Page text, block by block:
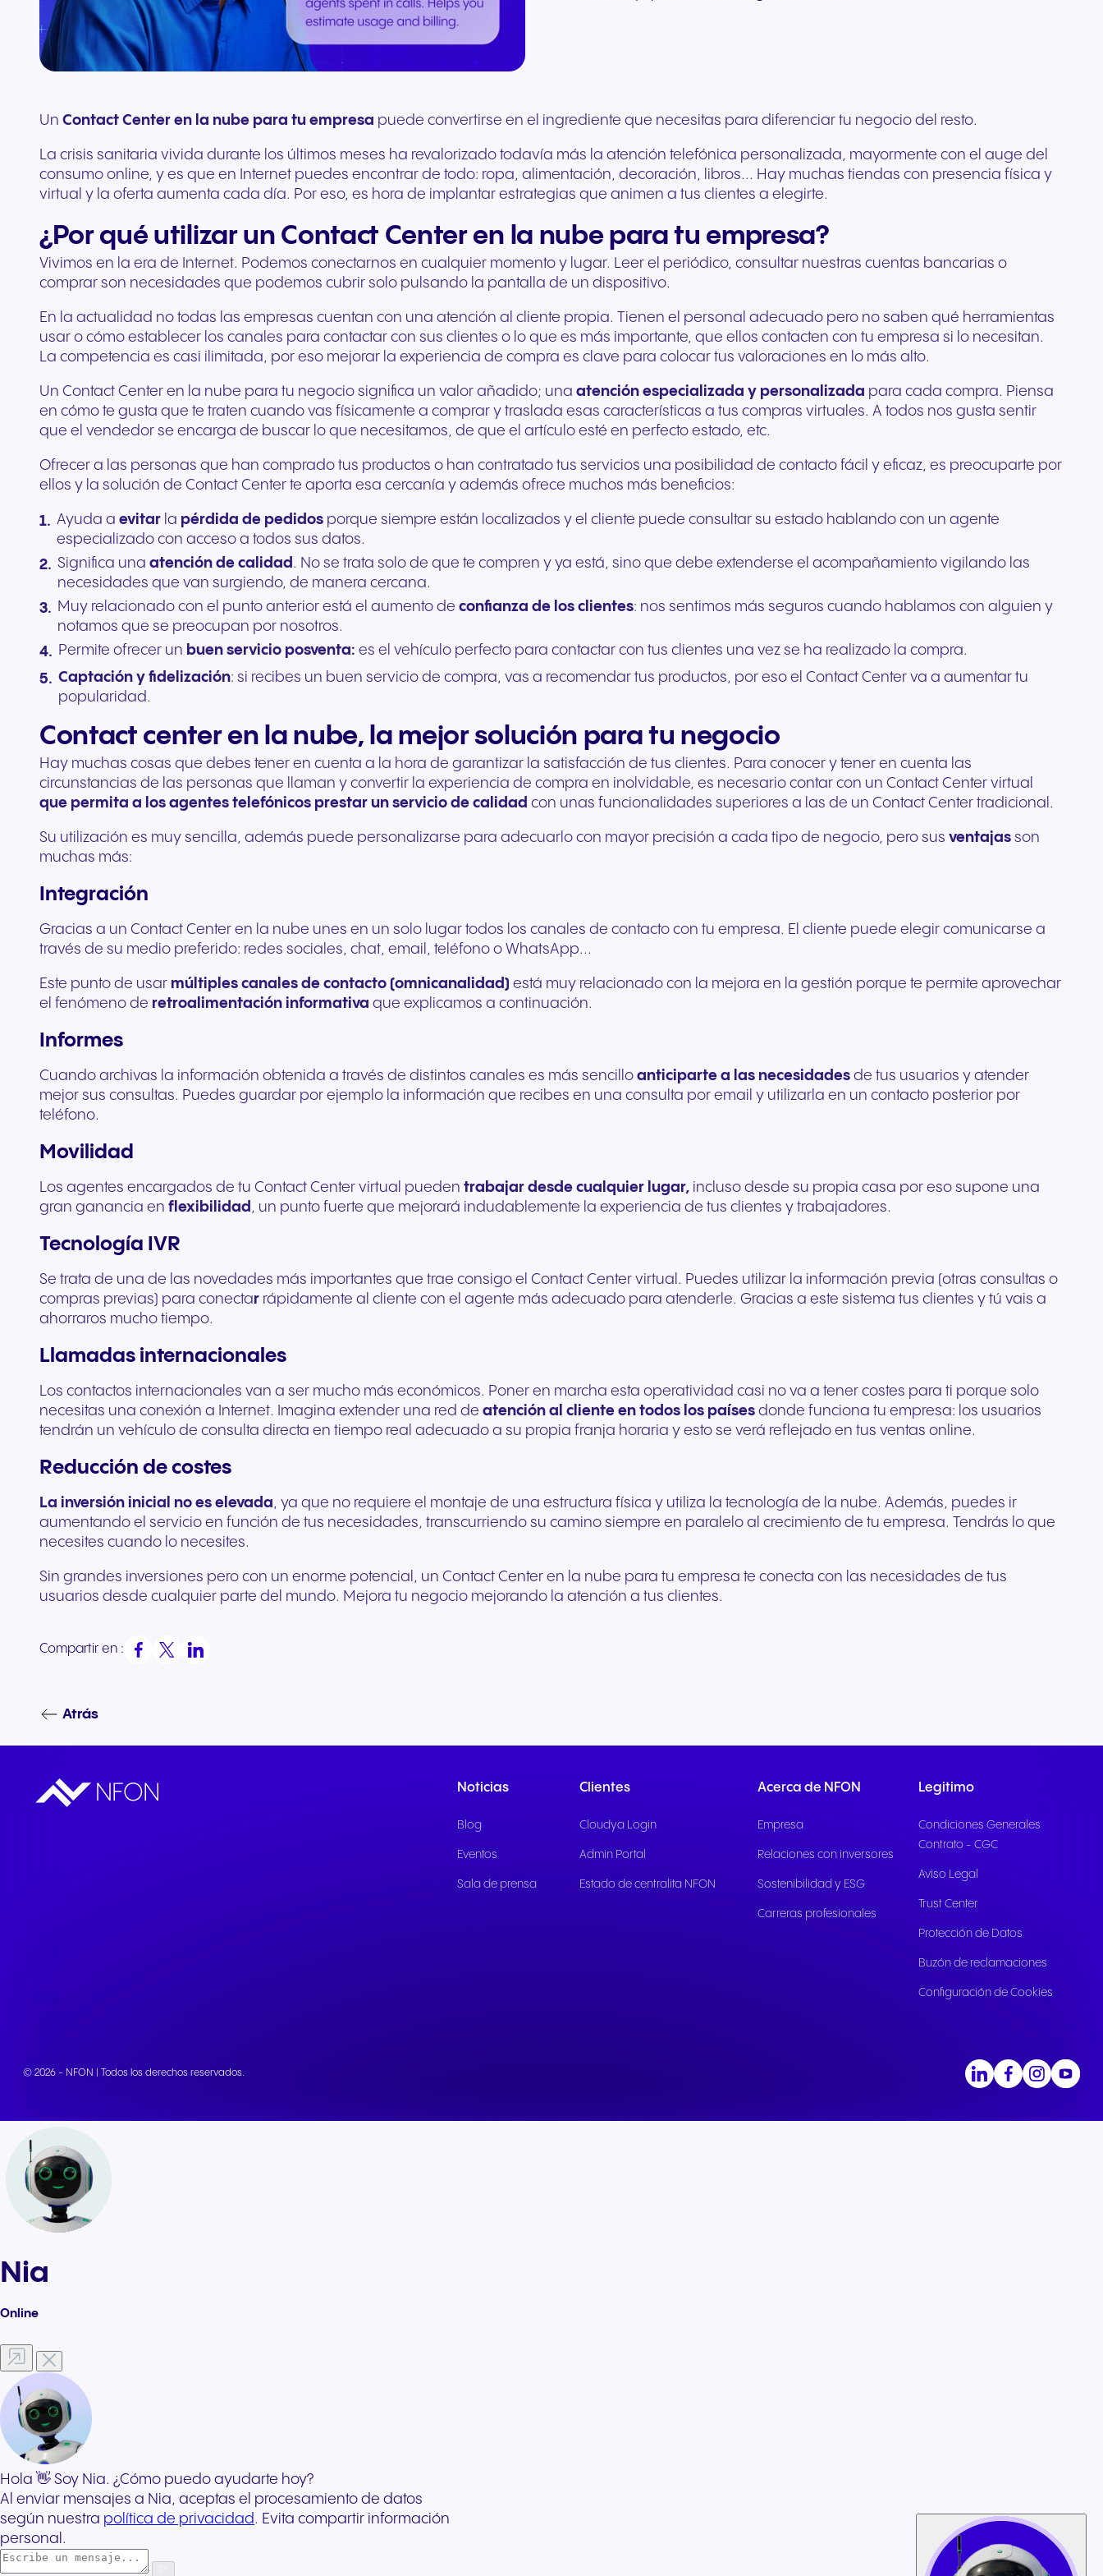
complementos
Conecta equipos y CRM
interrupciones para
cualquier dispositivo. Audio
ofrecer mejores
experiencias a los pacientes
y una atención de mayor
Viajes y hostelería
Comunicación fluida para
ofrecer experiencias y
servicios excepcionales a
Sector público
Comunicación fiable para
unos servicios públicos
ágiles y un mejor apoyo a la
hasta el marketing de marca
compartida, te ofrecemos
ingresos.
Asesoramiento directo sobre
telefonía en la nube, Nia:
funciones de IA.
+34 910 616 600
solicitud
Write to us
Un Contact Center en la nube para tu empresa puede convertirse en el ingrediente que necesitas para diferenciar tu negocio del resto.
La crisis sanitaria vivida durante los últimos meses ha revalorizado todavía más la atención telefónica personalizada, mayormente con el auge del
consumo online, y es que en Internet puedes encontrar de todo: ropa, alimentación, decoración, libros... Hay muchas tiendas con presencia física y
virtual y la oferta aumenta cada día. Por eso, es hora de implantar estrategias que animen a tus clientes a elegirte.
¿Por qué utilizar un Contact Center en la nube para tu empresa?
Vivimos en la era de Internet. Podemos conectarnos en cualquier momento y lugar. Leer el periódico, consultar nuestras cuentas bancarias o
comprar son necesidades que podemos cubrir solo pulsando la pantalla de un dispositivo.
En la actualidad no todas las empresas cuentan con una atención al cliente propia. Tienen el personal adecuado pero no saben qué herramientas
usar o cómo establecer los canales para contactar con sus clientes o lo que es más importante, que ellos contacten con tu empresa si lo necesitan.
La competencia es casi ilimitada, por eso mejorar la experiencia de compra es clave para colocar tus valoraciones en lo más alto.
Un Contact Center en la nube para tu negocio significa un valor añadido; una atención especializada y personalizada para cada compra. Piensa
en cómo te gusta que te traten cuando vas físicamente a comprar y traslada esas características a tus compras virtuales. A todos nos gusta sentir
que el vendedor se encarga de buscar lo que necesitamos, de que el artículo esté en perfecto estado, etc.
Ofrecer a las personas que han comprado tus productos o han contratado tus servicios una posibilidad de contacto fácil y eficaz, es preocuparte por
ellos y la solución de Contact Center te aporta esa cercanía y además ofrece muchos más beneficios:
Ayuda aevitar la pérdida de pedidos porque siempre están localizados y el cliente puede consultar su estado hablando con un agente
especializado con acceso a todos sus datos.
Significa unaatención de calidad . No se trata solo de que te compren y ya está, sino que debe extenderse el acompañamiento vigilando las
necesidades que van surgiendo, de manera cercana.
Muy relacionado con el punto anterior está el aumento deconfianza de los clientes: nos sentimos más seguros cuando hablamos con alguien y
notamos que se preocupan por nosotros.
Permite ofrecer un buen servicio posventa: es el vehículo perfecto para contactar con tus clientes una vez se ha realizado la compra.
Captación y fidelización: si recibes un buen servicio de compra, vas a recomendar tus productos, por eso el Contact Center va a aumentar tu
popularidad.
Contact center en la nube, la mejor solución para tu negocio
Hay muchas cosas que debes tener en cuenta a la hora de garantizar la satisfacción de tus clientes. Para conocer y tener en cuenta las
circunstancias de las personas que llaman y convertir la experiencia de compra en inolvidable, es necesario contar con un Contact Center virtual
que permita a los agentes telefónicos prestar un servicio de calidad con unas funcionalidades superiores a las de un Contact Center tradicional.
Su utilización es muy sencilla, además puede personalizarse para adecuarlo con mayor precisión a cada tipo de negocio, pero sus ventajas son
muchas más:
Integración
Gracias a un Contact Center en la nube unes en un solo lugar todos los canales de contacto con tu empresa. El cliente puede elegir comunicarse a
través de su medio preferido: redes sociales, chat, email, teléfono o WhatsApp...
Este punto de usar múltiples canales de contacto (omnicanalidad) está muy relacionado con la mejora en la gestión porque te permite aprovechar
el fenómeno de retroalimentación informativa que explicamos a continuación.
Informes
Cuando archivas la información obtenida a través de distintos canales es más sencillo anticiparte a las necesidades de tus usuarios y atender
mejor sus consultas. Puedes guardar por ejemplo la información que recibes en una consulta por email y utilizarla en un contacto posterior por
teléfono.
Movilidad
Los agentes encargados de tu Contact Center virtual pueden trabajar desde cualquier lugar, incluso desde su propia casa por eso supone una
gran ganancia en flexibilidad , un punto fuerte que mejorará indudablemente la experiencia de tus clientes y trabajadores.
Tecnología IVR
Se trata de una de las novedades más importantes que trae consigo el Contact Center virtual. Puedes utilizar la información previa (otras consultas o
compras previas) para conectar rápidamente al cliente con el agente más adecuado para atenderle. Gracias a este sistema tus clientes y tú vais a
ahorraros mucho tiempo.
Llamadas internacionales
Los contactos internacionales van a ser mucho más económicos. Poner en marcha esta operatividad casi no va a tener costes para ti porque solo
necesitas una conexión a Internet. Imagina extender una red de atención al cliente en todos los países donde funciona tu empresa: los usuarios
tendrán un vehículo de consulta directa en tiempo real adecuado a su propia franja horaria y esto se verá reflejado en tus ventas online.
Reducción de costes
La inversión inicial no es elevada, ya que no requiere el montaje de una estructura física y utiliza la tecnología de la nube. Además, puedes ir
aumentando el servicio en función de tus necesidades, transcurriendo su camino siempre en paralelo al crecimiento de tu empresa. Tendrás lo que
necesites cuando lo necesites.
Sin grandes inversiones pero con un enorme potencial, un Contact Center en la nube para tu empresa te conecta con las necesidades de tus
usuarios desde cualquier parte del mundo. Mejora tu negocio mejorando la atención a tus clientes.
Compartir en :
Atrás
Noticias
Blog
Eventos
Sala de prensa
Clientes
Cloudya Login
Admin Portal
Estado de centralita NFON
Acerca de NFON
Empresa
Relaciones con inversores
Sostenibilidad y ESG
Carreras profesionales
Legitimo
Condiciones Generales
Contrato - CGC
Aviso Legal
Trust Center
Protección de Datos
Buzón de reclamaciones
Configuración de Cookies
© 2026 - NFON | Todos los derechos reservados.